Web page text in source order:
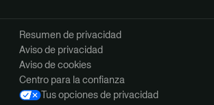
Resumen de privacidad
Aviso de privacidad
Aviso de cookies
Centro para la confianza
Tus opciones de privacidad